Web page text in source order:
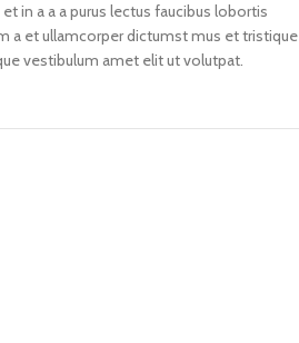
in a a a purus lectus faucibus lobortis
a et ullamcorper dictumst mus et tristique
vestibulum amet elit ut volutpat.